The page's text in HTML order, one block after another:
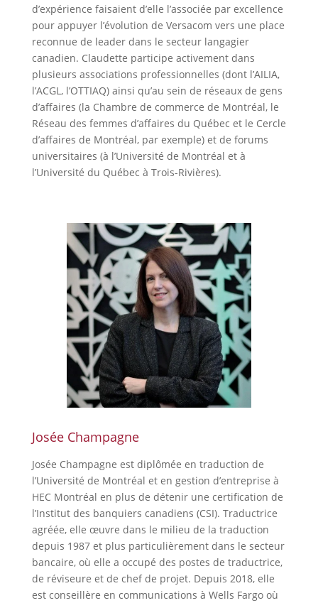
d’expérience faisaient d’elle l’associée par excellence
pour appuyer l’évolution de Versacom vers une place
reconnue de leader dans le secteur langagier
canadien. Claudette participe activement dans
plusieurs associations professionnelles (dont l’AILIA,
l’ACGL, l’OTTIAQ) ainsi qu’au sein de réseaux de gens
d’affaires (la Chambre de commerce de Montréal, le
Réseau des femmes d’affaires du Québec et le Cercle
d’affaires de Montréal, par exemple) et de forums
universitaires (à l’Université de Montréal et à
l’Université du Québec à Trois-Rivières).
Josée Champagne
Josée Champagne est diplômée en traduction de
l’Université de Montréal et en gestion d’entreprise à
HEC Montréal en plus de détenir une certification de
l’Institut des banquiers canadiens (CSI). Traductrice
agréée, elle œuvre dans le milieu de la traduction
depuis 1987 et plus particulièrement dans le secteur
bancaire, où elle a occupé des postes de traductrice,
de réviseure et de chef de projet. Depuis 2018, elle
est conseillère en communications à Wells Fargo où